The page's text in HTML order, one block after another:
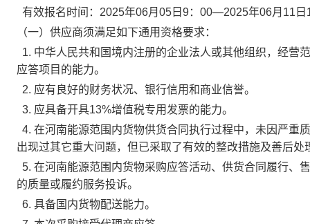
有效报名时间： 2025年06月05日 9：00—2025年06月11 日
（一）供应商须满足如下通用资格要求：
1. 中华人民共和国境内注册的企业法人或其他组织，经营
应答项目的能力。
2. 应有良好的财务状况、银行信用和商业信誉。
3. 应具备开具13%增值税专用发票的能力。
4. 在河南能源范围内货物供货合同执行过程中，未因严重
出现过其它重大问题，但已采取了有效的整改措施及善后处
5. 在河南能源范围内货物采购应答活动、供货合同履行、
的质量或履约服务投诉。
6. 具备国内货物配送能力。